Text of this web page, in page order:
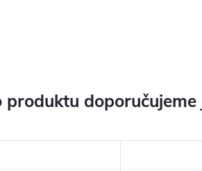
produktu